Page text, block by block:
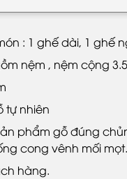
: 1 ghế dài, 1 ghế
nệm , nệm cộng
tự nhiên
phẩm gỗ đúng
cong vênh mối mọt.
hàng.